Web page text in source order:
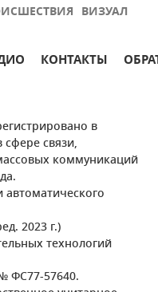
ВИЗУАЛ
КОНТАКТЫ
в
связи,
коммуникаций
2023 г.)
технологий
ФС77-57640.